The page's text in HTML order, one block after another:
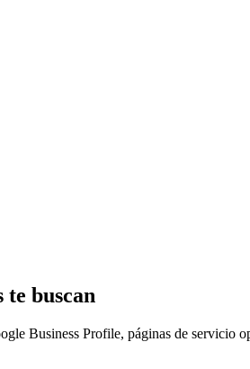
te buscan
Business Profile, páginas de